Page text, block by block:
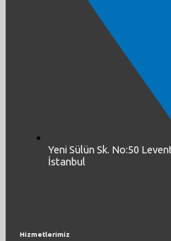
Yeni Sülün Sk. No:50
İstanbul
Hizmetlerimiz